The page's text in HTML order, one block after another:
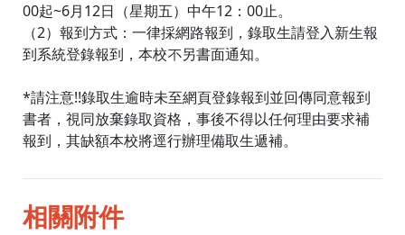
00起~6月12日（星期五）中午12：00止。
（2）報到方式：一律採網路報到，錄取生請登入新生報
到系統登錄報到，本校不另書面通知。
*請注意!!錄取生逾時未至網頁登錄報到並回傳同意報到
書者，視同放棄錄取資格，事後不得以任何理由要求補
報到，其缺額本校將逕行辦理備取生遞補。
相關附件